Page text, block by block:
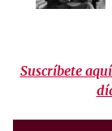
Suscríbete